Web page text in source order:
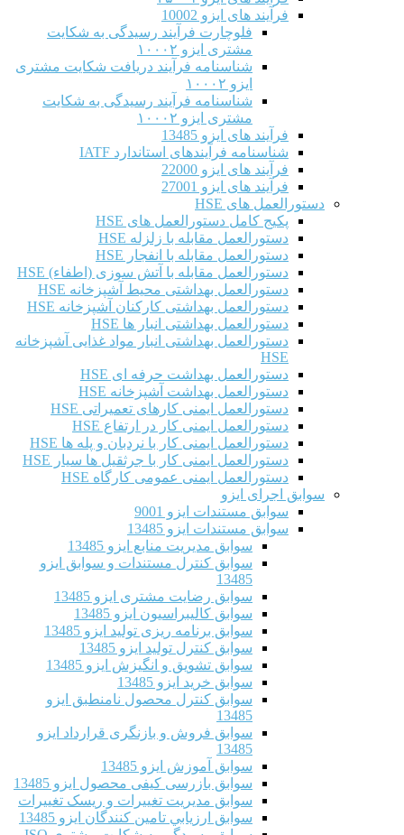
فرآیند های ایزو 10002
فلوچارت فرآیند رسیدگی به شکایت
مشتری ایزو ۱۰۰۰۲
شناسنامه فرآیند دریافت شکایت مشتری
ایزو ۱۰۰۰۲
شناسنامه فرآیند رسیدگی به شکایت
مشتری ایزو ۱۰۰۰۲
فرآیند های ایزو 13485
شناسنامه فرآیندهای استاندارد IATF
فرآیند های ایزو 22000
فرآیند های ایزو 27001
دستورالعمل های HSE
پکیج کامل دستورالعمل های HSE
دستورالعمل مقابله با زلزله HSE
دستورالعمل مقابله با انفجار HSE
دستورالعمل مقابله با آتش سوزی (اطفاء) HSE
دستورالعمل بهداشتی محیط آشپزخانه HSE
دستورالعمل بهداشتی کارکنان آشپزخانه HSE
دستورالعمل بهداشتی انبار ها HSE
دستورالعمل بهداشتی انبار مواد غذایی آشپزخانه
HSE
دستورالعمل بهداشت حرفه ای HSE
دستورالعمل بهداشت آشپزخانه HSE
دستورالعمل ایمنی کارهای تعمیراتی HSE
دستورالعمل ایمنی کار در ارتفاع HSE
دستورالعمل ایمنی کار با نردبان و پله ها HSE
دستورالعمل ایمنی کار با جرثقیل ها سیار HSE
دستورالعمل ایمنی عمومی کارگاه HSE
سوابق اجرای ایزو
سوابق مستندات ایزو 9001
سوابق مستندات ایزو 13485
سوابق مدیریت منابع ایزو 13485
سوابق کنترل مستندات و سوابق ایزو
13485
سوابق رضایت مشتری ایزو 13485
سوابق كاليبراسيون ایزو 13485
سوابق برنامه ریزی تولید ایزو 13485
سوابق کنترل تولید ایزو 13485
سوابق تشویق و انگیزش ایزو 13485
سوابق خرید ایزو 13485
سوابق کنترل محصول نامنطبق ایزو
13485
سوابق فروش و بازنگری قرارداد ایزو
13485
سوابق آموزش ایزو 13485
سوابق بازرسی کیفی محصول ایزو 13485
سوابق مدیریت تغییرات و ریسک تغییرات
سوابق ارزيابي تامين كنندگان ایزو 13485